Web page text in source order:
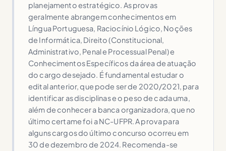
planejamento estratégico. As provas
geralmente abrangem conhecimentos em
Língua Portuguesa, Raciocínio Lógico, Noções
de Informática, Direito (Constitucional,
Administrativo, Penal e Processual Penal) e
Conhecimentos Específicos da área de atuação
do cargo desejado. É fundamental estudar o
edital anterior, que pode ser de 2020/2021, para
identificar as disciplinas e o peso de cada uma,
além de conhecer a banca organizadora, que no
último certame foi a NC-UFPR. A prova para
alguns cargos do último concurso ocorreu em
30 de dezembro de 2024. Recomenda-se